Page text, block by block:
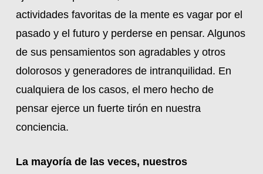
actividades favoritas de la mente es vagar por el
pasado y el futuro y perderse en pensar. Algunos
de sus pensamientos son agradables y otros
dolorosos y generadores de intranquilidad. En
cualquiera de los casos, el mero hecho de
pensar ejerce un fuerte tirón en nuestra
conciencia.
La mayoría de las veces, nuestros